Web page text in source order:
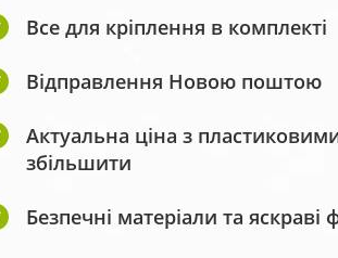
Все для кріплення в комплекті
Відправлення Новою поштою
Актуальна ціна з
збільшити
Безпечні матеріали та яскраві